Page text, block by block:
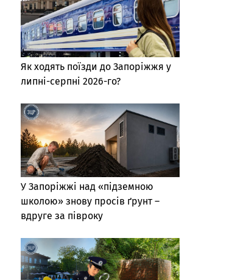
Як ходять поїзди до Запоріжжя у
липні-серпні 2026-го?
У Запоріжжі над «підземною
школою» знову просів ґрунт –
вдруге за півроку